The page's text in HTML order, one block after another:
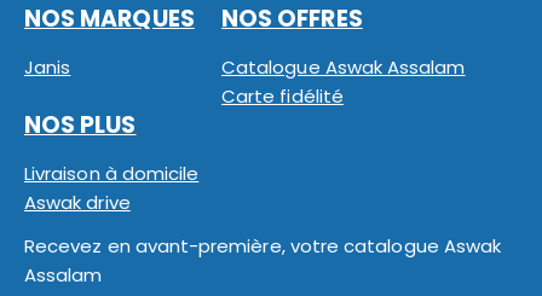
NOS MARQUES
Janis
NOS OFFRES
Catalogue Aswak Assalam
Carte fidélité
NOS PLUS
Livraison à domicile
Aswak drive
Recevez en avant-première, votre catalogue Aswak
Assalam